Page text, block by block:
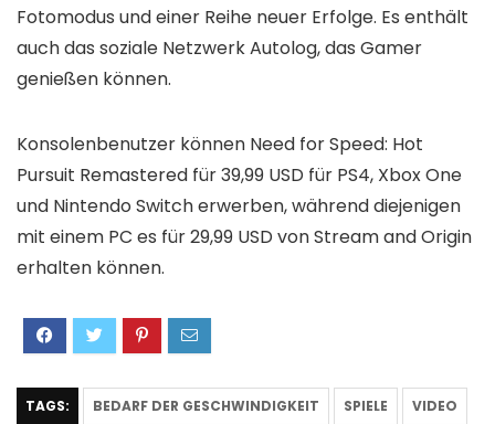
Fotomodus und einer Reihe neuer Erfolge. Es enthält
auch das soziale Netzwerk Autolog, das Gamer
genießen können.
Konsolenbenutzer können Need for Speed: Hot
Pursuit Remastered für 39,99 USD für PS4, Xbox One
und Nintendo Switch erwerben, während diejenigen
mit einem PC es für 29,99 USD von Stream and Origin
erhalten können.
TAGS: BEDARF DER GESCHWINDIGKEIT SPIELE VIDEO